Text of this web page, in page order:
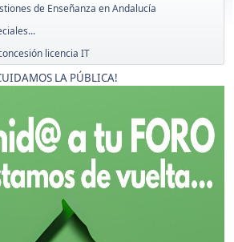
de Enseñanza en Andalucía
licencia IT
LA PÚBLICA!